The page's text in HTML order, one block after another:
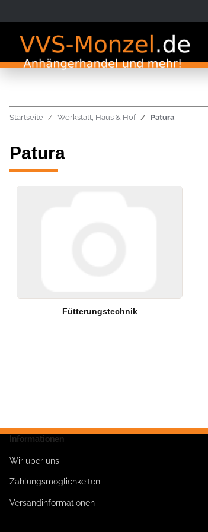
Startseite Werkstatt, Haus & Hof Patura
Patura
Fütterungstechnik
Informationen
Wir über uns
Zahlungsmöglichkeiten
Versandinformationen